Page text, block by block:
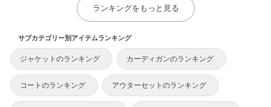
ランキングをもっと見る
サブカテゴリー別アイテムランキング
ジャケットのランキング カーディガンのランキング
コートのランキング アウターセットのランキング